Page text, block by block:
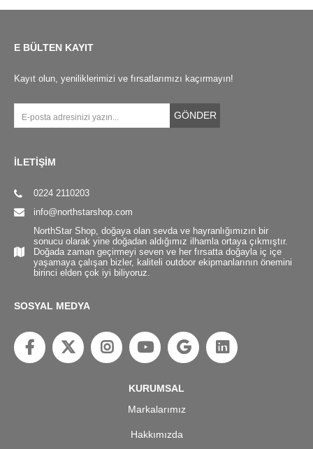
E BÜLTEN KAYIT
Kayıt olun, yeniliklerimizi ve fırsatlarımızı kaçırmayın!
GÖNDER
İLETİŞİM
0224 2110203
info@northstarshop.com
NorthStar Shop, doğaya olan sevda ve hayranlığımızın bir
sonucu olarak yine doğadan aldığımız ilhamla ortaya çıkmıştır.
Doğada zaman geçirmeyi seven ve her fırsatta doğayla iç içe
yaşamaya çalışan bizler, kaliteli outdoor ekipmanlarının önemini
birinci elden çok iyi biliyoruz.
SOSYAL MEDYA
KURUMSAL
Markalarımız
Hakkımızda